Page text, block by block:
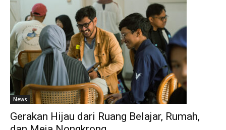
News
Gerakan Hijau dari Ruang Belajar, Rumah,